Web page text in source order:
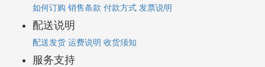
如何订购 销售条款 付款方式 发票说明
配送说明
配送发货 运费说明 收货须知
服务支持